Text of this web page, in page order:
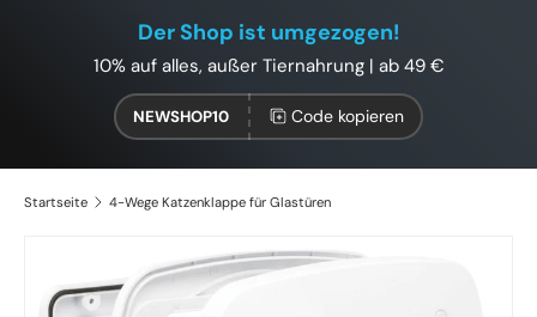
Der Shop ist umgezogen!
10% auf alles, außer Tiernahrung | ab 49 €
NEWSHOP10 Code kopieren
Startseite 4-Wege Katzenklappe für Glastüren
Zu Produktinformationen springen
Bild 2 ist nun in der Galerieansicht verfügbar